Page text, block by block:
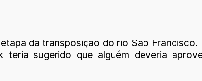
da transposição do rio São
teria sugerido que alguém deveria